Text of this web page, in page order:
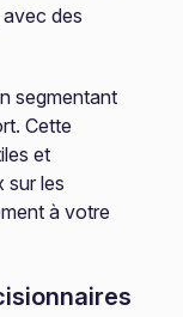
des
segmentant
Cette
et
sur les
à votre